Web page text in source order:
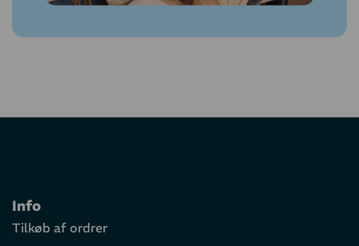
Info
Tilkøb af ordrer